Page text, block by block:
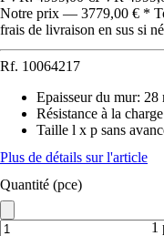
Notre prix — 3779,00 € *
frais de livraison en sus si
Rf. 10064217
Epaisseur du mur: 28
Résistance à la
Taille l x p sans
Plus de détails sur l'article
Quantité (pce)
1